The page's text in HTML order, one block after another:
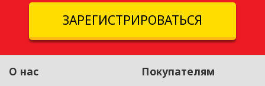
ЗАРЕГИСТРИРОВАТЬСЯ
О нас Покупателям